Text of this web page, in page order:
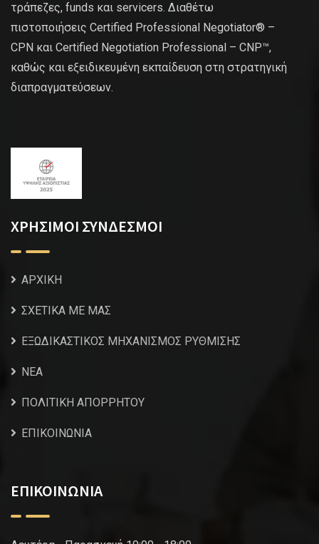
τράπεζες, funds και servicers. Διαθέτω
πιστοποιήσεις Certified Professional Negotiator® –
CPN και Certified Negotiation Professional – CNP™,
καθώς και εξειδικευμένη εκπαίδευση στη στρατηγική
διαπραγματεύσεων.
ΧΡΗΣΙΜΟΙ ΣΥΝΔΕΣΜΟΙ
ΑΡΧΙΚΗ
ΣΧΕΤΙΚΑ ΜΕ ΜΑΣ
ΕΞΩΔΙΚΑΣΤΙΚΟΣ ΜΗΧΑΝΙΣΜΟΣ ΡΥΘΜΙΣΗΣ
NEA
ΠΟΛΙΤΙΚΗ ΑΠΟΡΡΗΤΟΥ
ΕΠΙΚΟΙΝΩΝΙΑ
ΕΠΙΚΟΙΝΩΝΙΑ